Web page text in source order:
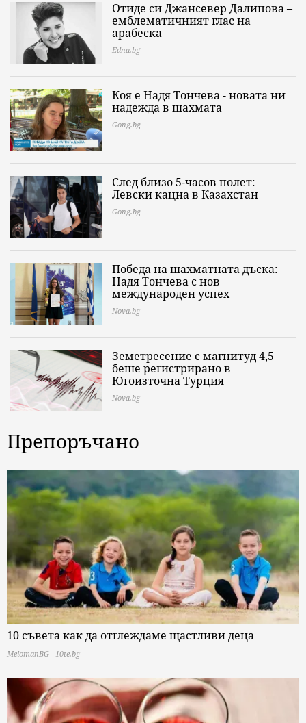
Отиде си Джансевер Далипова –
емблематичният глас на
арабеска
Edna.bg
Коя е Надя Тончева - новата ни
надежда в шахмата
Gong.bg
След близо 5-часов полет:
Левски кацна в Казахстан
Gong.bg
Победа на шахматната дъска:
Надя Тончева с нов
международен успех
Nova.bg
Земетресение с магнитуд 4,5
беше регистрирано в
Югоизточна Турция
Nova.bg
Препоръчано
10 съвета как да отглеждаме щастливи деца
MelomanBG - 10te.bg